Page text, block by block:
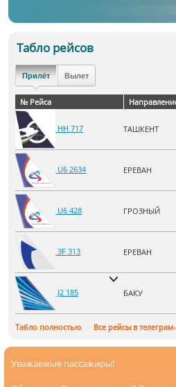
Табло рейсов
Прилёт Вылет
№ Рейса
HH 717 ТАШКЕНТ
U6 2634 ЕРЕВАН
U6 428 ГРОЗНЫЙ
3F 313 ЕРЕВАН
J2 185 БАКУ
Табло полностью Все рейсы в
Уважаемые пассажиры!